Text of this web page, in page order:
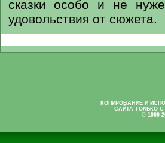
сказки особо и не
удовольствия от сюжета.
КОПИРОВАНИЕ И
САЙТА ТОЛЬКО
© 1999-